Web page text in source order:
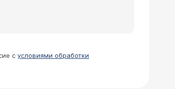
сусловиями обработки